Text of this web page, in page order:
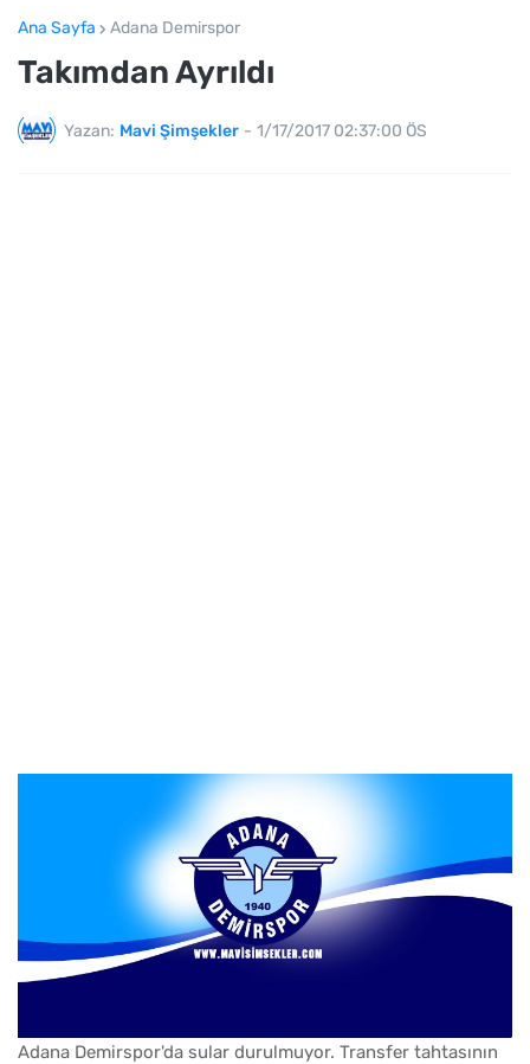
Ana Sayfa Adana Demirspor
Takımdan Ayrıldı
Yazan: Mavi Şimşekler - 1/17/2017 02:37:00 ÖS
Adana Demirspor'da sular durulmuyor. Transfer tahtasının